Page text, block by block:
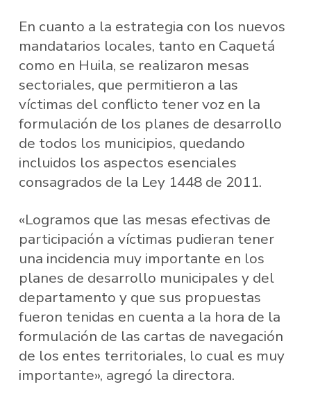
En cuanto a la estrategia con los nuevos
mandatarios locales, tanto en Caquetá
como en Huila, se realizaron mesas
sectoriales, que permitieron a las
víctimas del conflicto tener voz en la
formulación de los planes de desarrollo
de todos los municipios, quedando
incluidos los aspectos esenciales
consagrados de la Ley 1448 de 2011.
«Logramos que las mesas efectivas de
participación a víctimas pudieran tener
una incidencia muy importante en los
planes de desarrollo municipales y del
departamento y que sus propuestas
fueron tenidas en cuenta a la hora de la
formulación de las cartas de navegación
de los entes territoriales, lo cual es muy
importante», agregó la directora.